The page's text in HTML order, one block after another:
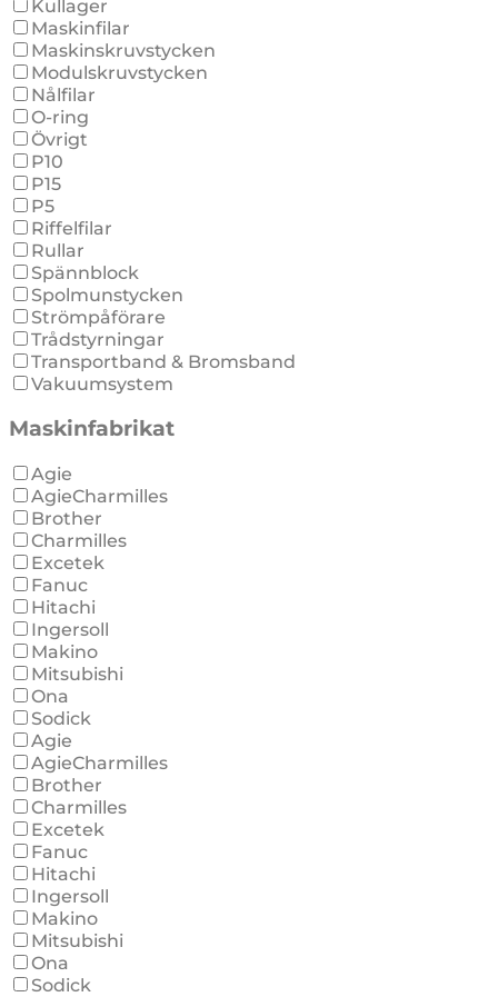
Kullager
Maskinfilar
Maskinskruvstycken
Modulskruvstycken
Nålfilar
O-ring
Övrigt
P10
P15
P5
Riffelfilar
Rullar
Spännblock
Spolmunstycken
Strömpåförare
Trådstyrningar
Transportband & Bromsband
Vakuumsystem
Maskinfabrikat
Agie
AgieCharmilles
Brother
Charmilles
Excetek
Fanuc
Hitachi
Ingersoll
Makino
Mitsubishi
Ona
Sodick
Agie
AgieCharmilles
Brother
Charmilles
Excetek
Fanuc
Hitachi
Ingersoll
Makino
Mitsubishi
Ona
Sodick